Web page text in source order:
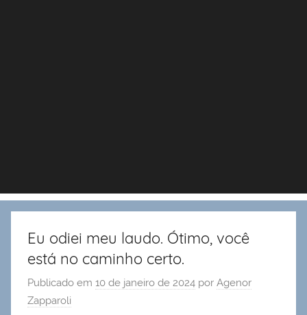
Eu odiei meu laudo. Ótimo, você
está no caminho certo.
Publicado em 10 de janeiro de 2024 por Agenor
Zapparoli